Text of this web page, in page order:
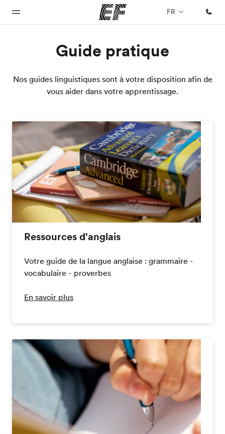
FR
Bienvenue
chez EF
Nos offres
Trouver un
bureau
propos
de
sommes-
nous ?
recrute
Rejoignez
Guide pratique
Nos guides linguistiques sont à votre disposition afin de
vous aider dans votre apprentissage.
Ressources d'anglais
Votre guide de la langue anglaise : grammaire -
vocabulaire - proverbes
En savoir plus